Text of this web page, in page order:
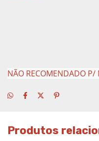
NÃO RECOMENDADO P/
Produtos